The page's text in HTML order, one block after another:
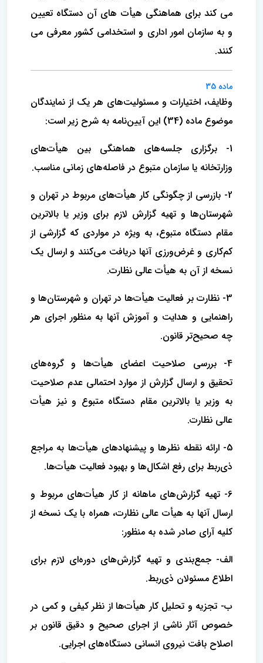
می کند برای هماهنگی هیأت های آن دستگاه تعیین
و به سازمان امور اداری و استخدامی کشور معرفی می
کنند.
ماده 35
وظایف، اختیارات و مسئولیت‌های هر یک از نمایندگان
موضوع ماده (34) این آیین‌نامه به شرح زیر است:
1- برگزاری جلسه‌های هماهنگی بین هیأت‌های
وزارتخانه یا سازمان متبوع در فاصله‌های زمانی مناسب.
2- بازرسی از چگونگی کار هیأت‌های مربوط در تهران و
شهرستان‌ها و تهیه گزارش لازم برای وزیر یا بالاترین
مقام دستگاه متبوع، به ویژه در مواردی که گزارشی از
کم‌کاری و غرض‌ورزی آنها دریافت می‌کنند و ارسال یک
نسخه از آن به هیأت عالی نظارت.
3- نظارت بر فعالیت هیأت‌ها در تهران و شهرستان‌ها و
راهنمایی و هدایت و آموزش آنها به منظور اجرای هر
چه صحیح‌تر قانون.
4- بررسی صلاحیت اعضای هیأت‌ها و گروه‌های
تحقیق و ارسال گزارش از موارد احتمالی عدم صلاحیت
به وزیر یا بالاترین مقام دستگاه متبوع و نیز هیأت
عالی نظارت.
5- ارائه نقطه نظرها و پیشنهادهای هیأت‌ها به مراجع
ذی‌ربط برای رفع اشکال‌ها و بهبود فعالیت هیأت‌ها.
6- تهیه گزارش‌های ماهانه از کار هیأت‌های مربوط و
ارسال آنها به هیأت عالی نظارت، همراه با یک نسخه از
کلیه آرای صادر شده به منظور:
الف- جمع‌بندی و تهیه گزارش‌های دوره‌ای لازم برای
اطلاع مسئولان ذی‌ربط.
ب- تجزیه و تحلیل کار هیأت‌ها از نظر کیفی و کمی در
خصوص آثار ناشی از اجرای صحیح و دقیق قانون بر
اصلاح بافت نیروی انسانی دستگاه‌های اجرایی.